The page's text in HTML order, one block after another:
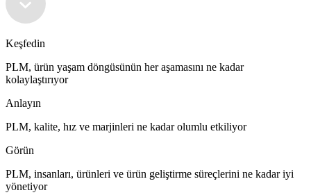
Keşfedin
PLM, ürün yaşam döngüsünün her aşamasını ne kadar
kolaylaştırıyor
Anlayın
PLM, kalite, hız ve marjinleri ne kadar olumlu etkiliyor
Görün
PLM, insanları, ürünleri ve ürün geliştirme süreçlerini ne kadar iyi
yönetiyor